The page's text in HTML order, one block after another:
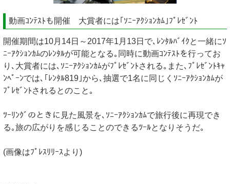
動画ｺﾝﾃｽﾄも開催 大賞者には｢ｿﾆｰｱｸｼｮﾝｶﾑ｣ﾌﾟﾚｾﾞﾝﾄ
開催期間は10月14日～2017年1月13日で､ﾚﾝﾀﾙﾊﾞｲｸと一緒にｿ
ﾆｰｱｸｼｮﾝｶﾑのﾚﾝﾀﾙが可能となる｡同時に動画ｺﾝﾃｽﾄを行ってお
り､大賞者には､ｿﾆｰｱｸｼｮﾝｶﾑがﾌﾟﾚｾﾞﾝﾄされる｡また､ﾌﾟﾚｾﾞﾝﾄｷｬ
ﾝﾍﾟｰﾝでは､｢ﾚﾝﾀﾙ819｣から､抽選で1名に同じくｿﾆｰｱｸｼｮﾝｶﾑが
ﾌﾟﾚｾﾞﾝﾄされるとのこと｡
ﾂｰﾘﾝｸﾞのときに見た風景を､ｿﾆｰｱｸｼｮﾝｶﾑで旅行後に再現でき
る｡旅の広がりを感じることのできるﾂｰﾙとなりそうだ｡
(画像はﾌﾟﾚｽﾘﾘｰｽより)